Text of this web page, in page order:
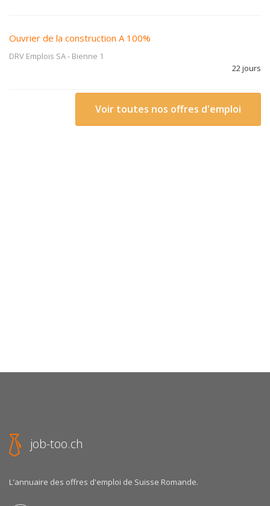
Ouvrier de la construction A 100%
DRV Emplois SA- Bienne 1
22 jours
Voir toutes nos offres d'emploi
job-too.ch
L'annuaire des offres d'emploi de Suisse Romande.